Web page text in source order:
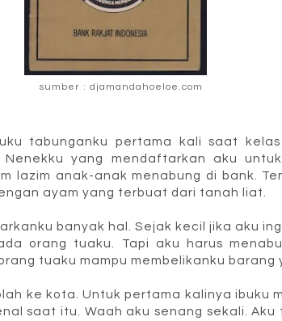
sumber : djamandahoeloe.com
tabunganku pertama kali saat
yang mendaftarkan aku untuk
lazim anak-anak menabung di bank.
ayam yang terbuat dari tanah liat.
banyak hal. Sejak kecil jika aku
orang tuaku. Tapi aku harus
tuaku mampu membelikanku barang
ke kota. Untuk pertama kalinya ibuku
saat itu. Waah aku senang sekali. Aku